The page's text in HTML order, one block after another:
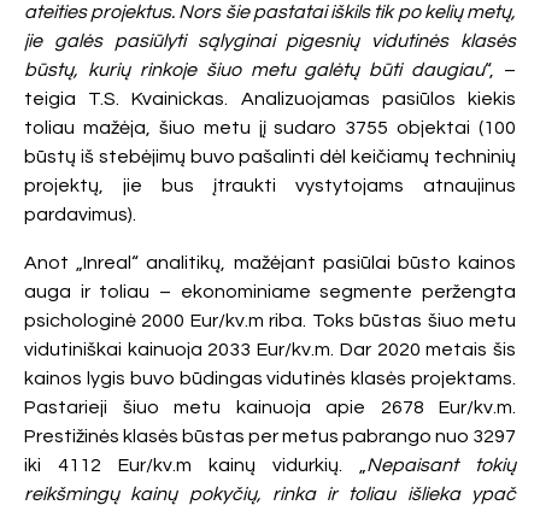
ateities projektus. Nors šie pastatai iškils tik po kelių metų,
jie galės pasiūlyti sąlyginai pigesnių vidutinės klasės
būstų, kurių rinkoje šiuo metu galėtų būti daugiau“, –
teigia T.S. Kvainickas. Analizuojamas pasiūlos kiekis
toliau mažėja, šiuo metu jį sudaro 3755 objektai (100
būstų iš stebėjimų buvo pašalinti dėl keičiamų techninių
projektų, jie bus įtraukti vystytojams atnaujinus
pardavimus).
Anot „Inreal“ analitikų, mažėjant pasiūlai būsto kainos
auga ir toliau – ekonominiame segmente peržengta
psichologinė 2000 Eur/kv.m riba. Toks būstas šiuo metu
vidutiniškai kainuoja 2033 Eur/kv.m. Dar 2020 metais šis
kainos lygis buvo būdingas vidutinės klasės projektams.
Pastarieji šiuo metu kainuoja apie 2678 Eur/kv.m.
Prestižinės klasės būstas per metus pabrango nuo 3297
iki 4112 Eur/kv.m kainų vidurkių. „ Nepaisant tokių
reikšmingų kainų pokyčių, rinka ir toliau išlieka ypač